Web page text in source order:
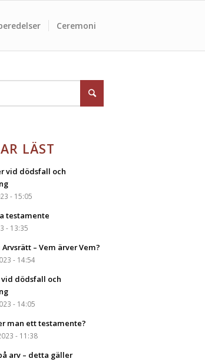
Ceremoni
LÄST
vid dödsfall och
- 15:05
testamente
- 13:35
– Vem ärver Vem?
- 14:54
dödsfall och
- 14:05
man ett testamente?
- 11:38
arv – detta gäller